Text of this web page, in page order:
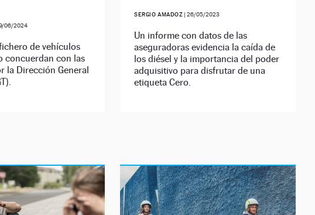
06/2024
de vehículos
concuerdan con las
la Dirección General
SERGIO AMADOZ |26/05/2023
Un informe con datos de las
aseguradoras evidencia la caída de
los diésel y la importancia del poder
adquisitivo para disfrutar de una
etiqueta Cero.